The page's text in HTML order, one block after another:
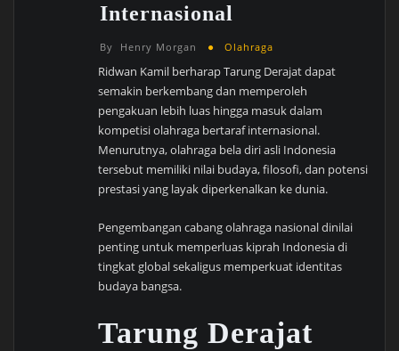
Internasional
By Henry Morgan Olahraga
Ridwan Kamil berharap Tarung Derajat dapat
semakin berkembang dan memperoleh
pengakuan lebih luas hingga masuk dalam
kompetisi olahraga bertaraf internasional.
Menurutnya, olahraga bela diri asli Indonesia
tersebut memiliki nilai budaya, filosofi, dan potensi
prestasi yang layak diperkenalkan ke dunia.
Pengembangan cabang olahraga nasional dinilai
penting untuk memperluas kiprah Indonesia di
tingkat global sekaligus memperkuat identitas
budaya bangsa.
Tarung Derajat